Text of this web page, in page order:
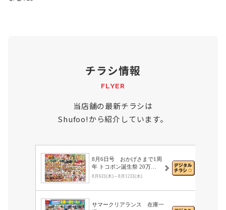
チラシ情報
FLYER
当店舗の最新チラシは
Shufoo!から紹介しています。